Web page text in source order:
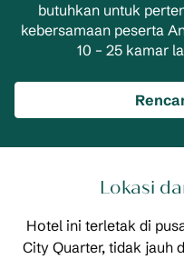
butuhkan untuk
kebersamaan peserta
10 – 25 kamar
Lokasi
Hotel ini terletak di
City Quarter, tidak jauh